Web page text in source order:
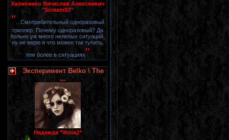
Халипенко Вячеслав Алексеевич
"Scream93"
" ...Смотрибительный одноразовый
триллер. Почему одноразовый? Да
больно уж много нелепых ситуаций,
ну не верю я что можно так тупить,
тем более в ситуациях"
Эксперимент Belko \ The
...
Надежда "litota2"